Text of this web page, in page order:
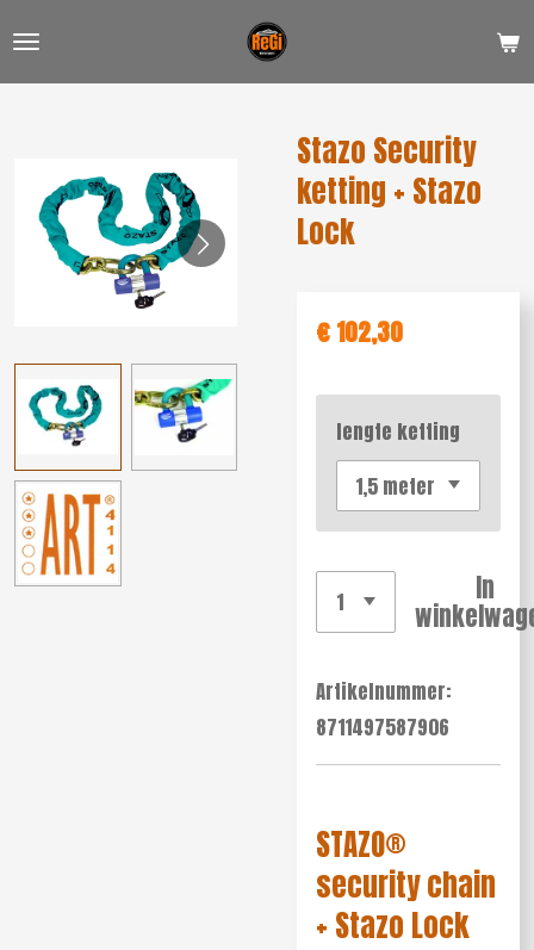
Ga
hoofdinhoud
Stazo Security
ketting + Stazo
Lock
€ 102,30
lengte ketting
In
Artikelnummer:
8711497587906
STAZO®
security chain
+ Stazo Lock